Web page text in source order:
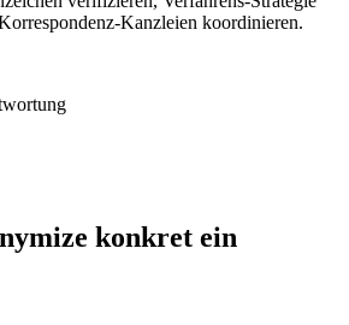
Kanzleien koordinieren.
konkret ein